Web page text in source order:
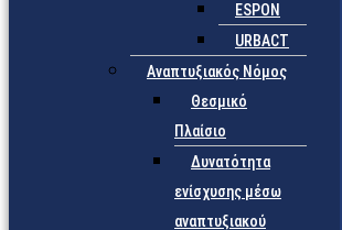
ESPON
URBACT
Αναπτυξιακός Νόμος
Θεσμικό
Πλαίσιο
Δυνατότητα
ενίσχυσης μέσω
αναπτυξιακού